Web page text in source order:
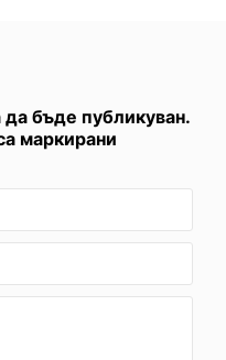
бъде публикуван.
маркирани